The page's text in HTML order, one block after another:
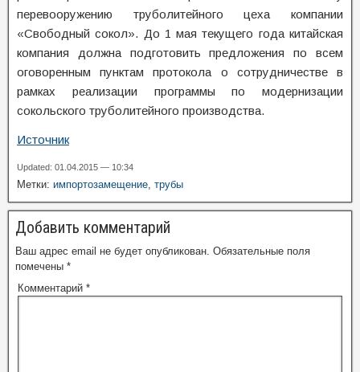
перевооружению труболитейного цеха компании
«Свободный сокол». До 1 мая текущего года китайская
компания должна подготовить предложения по всем
оговоренным пунктам протокола о сотрудничестве в
рамках реализации программы по модернизации
сокольского труболитейного производства.
Источник
Updated: 01.04.2015 — 10:34
Метки: импортозамещение, трубы
Добавить комментарий
Ваш адрес email не будет опубликован. Обязательные поля
помечены *
Комментарий *